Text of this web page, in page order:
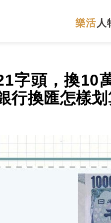
樂活 人
字頭，換10
行換匯怎樣划